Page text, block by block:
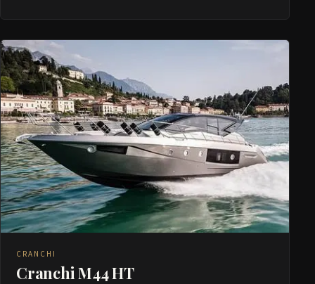
CRANCHI
Cranchi M44 HT